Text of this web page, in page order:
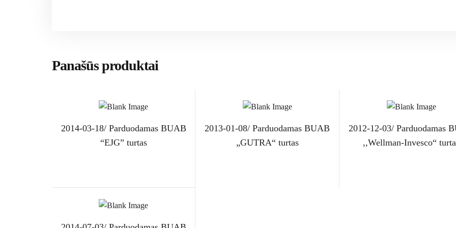
Panašūs produktai
2014-03-18/ Parduodamas BUAB
“EJG” turtas
2013-01-08/ Parduodamas BUAB
„GUTRA“ turtas
2012-12-03/ Parduodamas
,,Wellman-Invesco“